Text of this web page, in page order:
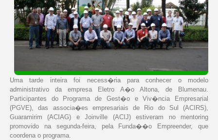
Uma tarde inteira foi necess�ria para conhecer o modelo
administrativo da empresa Eletro A�o Altona, de Blumenau.
Participantes do Programa de Gest�o e Viv�ncia Empresarial
(PGVE), das associa�es empresariais de Rio do Sul (ACIRS),
Guaramirim (ACIAG) e Joinville (ACIJ) estiveram no mentoring
promovido na segunda-feira, pela Funda��o Empreender, que
coordena o programa.